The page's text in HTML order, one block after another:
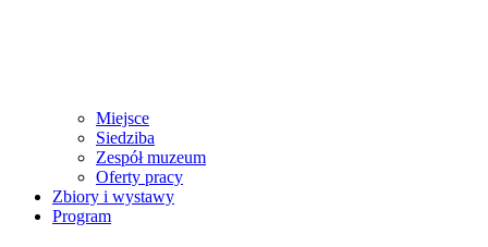
Miejsce
Siedziba
Zespół muzeum
Oferty pracy
Zbiory i wystawy
Program